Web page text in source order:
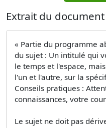
Extrait du document
« Partie du programme
du sujet : Un intitulé qui
le temps et l'espace,
l'un et l'autre, sur la
Conseils pratiques :
connaissances, votre
Le sujet ne doit pas